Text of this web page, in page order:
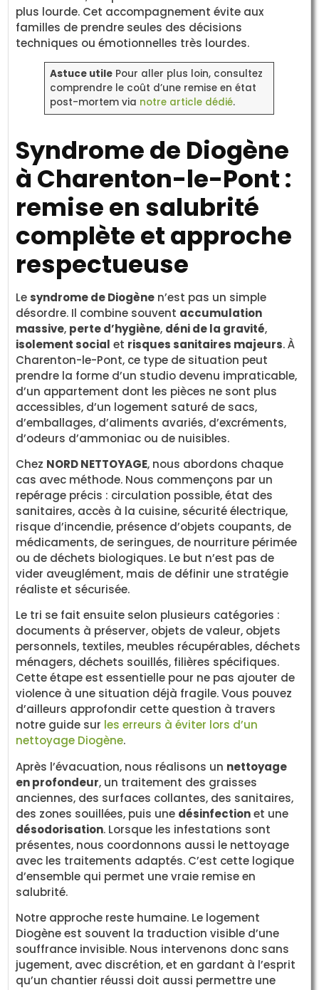
plus lourde. Cet accompagnement évite aux
familles de prendre seules des décisions
techniques ou émotionnelles très lourdes.
Astuce utilePour aller plus loin, consultez
comprendre le coût d’une remise en état
post-mortem via notre article dédié.
Syndrome de Diogène
à Charenton-le-Pont :
remise en salubrité
complète et approche
respectueuse
Le syndrome de Diogène n’est pas un simple
désordre. Il combine souvent accumulation
massive, perte d’hygiène, déni de la gravité,
isolement social et risques sanitaires majeurs. À
Charenton-le-Pont, ce type de situation peut
prendre la forme d’un studio devenu impraticable,
d’un appartement dont les pièces ne sont plus
accessibles, d’un logement saturé de sacs,
d’emballages, d’aliments avariés, d’excréments,
d’odeurs d’ammoniac ou de nuisibles.
Chez NORD NETTOYAGE, nous abordons chaque
cas avec méthode. Nous commençons par un
repérage précis : circulation possible, état des
sanitaires, accès à la cuisine, sécurité électrique,
risque d’incendie, présence d’objets coupants, de
médicaments, de seringues, de nourriture périmée
ou de déchets biologiques. Le but n’est pas de
vider aveuglément, mais de définir une stratégie
réaliste et sécurisée.
Le tri se fait ensuite selon plusieurs catégories :
documents à préserver, objets de valeur, objets
personnels, textiles, meubles récupérables, déchets
ménagers, déchets souillés, filières spécifiques.
Cette étape est essentielle pour ne pas ajouter de
violence à une situation déjà fragile. Vous pouvez
d’ailleurs approfondir cette question à travers
notre guide sur les erreurs à éviter lors d’un
nettoyage Diogène.
Après l’évacuation, nous réalisons un nettoyage
en profondeur, un traitement des graisses
anciennes, des surfaces collantes, des sanitaires,
des zones souillées, puis une désinfectionet une
désodorisation. Lorsque les infestations sont
présentes, nous coordonnons aussi le nettoyage
avec les traitements adaptés. C’est cette logique
d’ensemble qui permet une vraie remise en
salubrité.
Notre approche reste humaine. Le logement
Diogène est souvent la traduction visible d’une
souffrance invisible. Nous intervenons donc sans
jugement, avec discrétion, et en gardant à l’esprit
qu’un chantier réussi doit aussi permettre une